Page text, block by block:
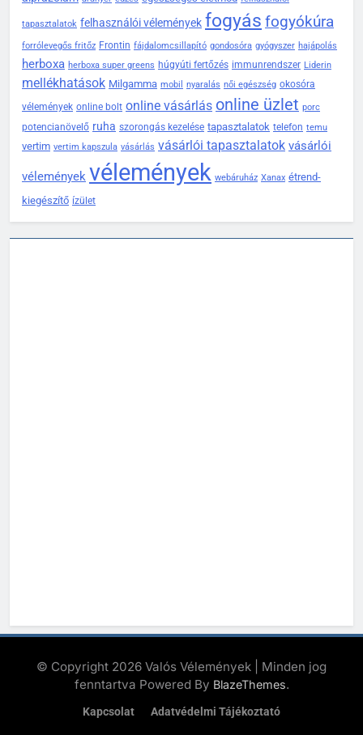
tapasztalatok felhasználói vélemények fogyás fogyókúra
forrólevegős fritőz Frontin fájdalomcsillapító gondosóra gyógyszer hajápolás
herboxa herboxa super greens húgyúti fertőzés immunrendszer Liderin
mellékhatások Milgamma mobil nyaralás női egészség okosóra
vélemények online bolt online vásárlás online üzlet porc
potencianövelő ruha szorongás kezelése tapasztalatok telefon temu
vertim vertim kapszula vásárlás vásárlói tapasztalatok vásárlói
vélemények vélemények webáruház Xanax étrend-
kiegészítő ízület
© Copyright 2026 Valós Vélemények | Minden jog
fenntartva Powered By BlazeThemes.
Kapcsolat Adatvédelmi Tájékoztató